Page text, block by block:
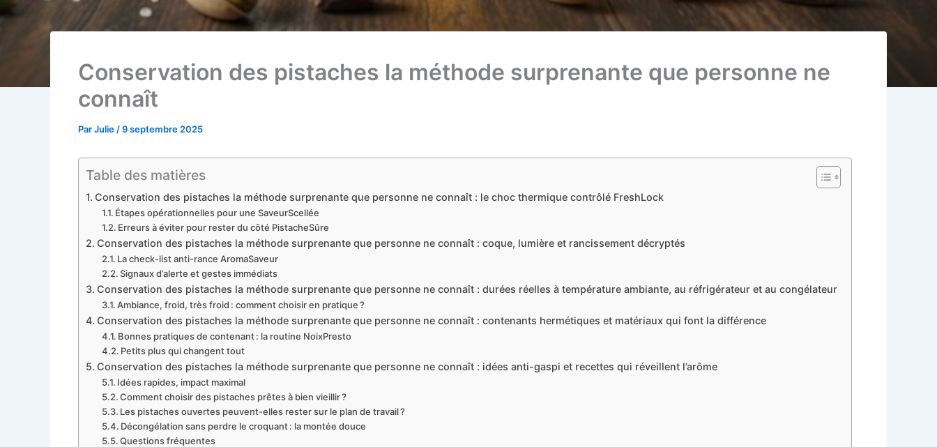
Conservation des pistaches la méthode surprenante que personne ne
connaît
ParJulie /9 septembre 2025
Table des matières
Conservation des pistaches la méthode surprenante que personne ne connaît : le choc thermique contrôlé FreshLock
Étapes opérationnelles pour une SaveurScellée
Erreurs à éviter pour rester du côté PistacheSûre
Conservation des pistaches la méthode surprenante que personne ne connaît : coque, lumière et rancissement décryptés
La check-list anti-rance AromaSaveur
Signaux d’alerte et gestes immédiats
Conservation des pistaches la méthode surprenante que personne ne connaît : durées réelles à température ambiante, au réfrigérateur et au congélateur
Ambiance, froid, très froid : comment choisir en pratique ?
Conservation des pistaches la méthode surprenante que personne ne connaît : contenants hermétiques et matériaux qui font la différence
Bonnes pratiques de contenant : la routine NoixPresto
Petits plus qui changent tout
Conservation des pistaches la méthode surprenante que personne ne connaît : idées anti-gaspi et recettes qui réveillent l’arôme
Idées rapides, impact maximal
Comment choisir des pistaches prêtes à bien vieillir ?
Les pistaches ouvertes peuvent-elles rester sur le plan de travail ?
Décongélation sans perdre le croquant : la montée douce
Questions fréquentes